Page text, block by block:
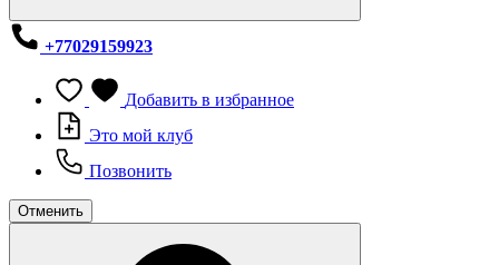
+77029159923
Добавить в избранное
Это мой клуб
Позвонить
Отменить